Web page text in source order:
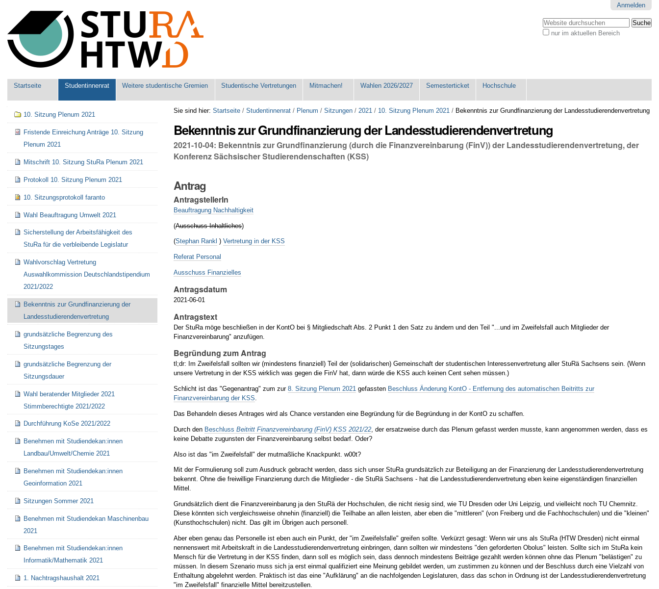
Werkzeuge
Anmelden
Website durchsuchen
nur im aktuellen Bereich
Sektionen
Startseite Studentinnenrat Weitere studentische Gremien Studentische Vertretungen Mitmachen! Wahlen 2026/2027 Semesterticket Hochschule
Sie sind hier: Startseite /Studentinnenrat / Plenum /Sitzungen /2021 / 10. Sitzung Plenum 2021 / Bekenntnis zur Grundfinanzierung der Landesstudierendenvertretung
Bekenntnis zur Grundfinanzierung der Landesstudierendenvertretung
2021-10-04: Bekenntnis zur Grundfinanzierung (durch die Finanzvereinbarung (FinV)) der Landesstudierendenvertretung, der
Konferenz Sächsischer Studierendenschaften (KSS)
Antrag
AntragstellerIn
Beauftragung Nachhaltigkeit
(Ausschuss Inhaltliches)
(Stephan Rankl )Vertretung in der KSS
Referat Personal
Ausschuss Finanzielles
Antragsdatum
2021-06-01
Antragstext
Der StuRa möge beschließen in der KontO bei § Mitgliedschaft Abs. 2 Punkt 1 den Satz zu ändern und den Teil "...und im Zweifelsfall auch Mitglieder der
Finanzvereinbarung" anzufügen.
Begründung zum Antrag
tl;dr: Im Zweifelsfall sollten wir (mindestens finanziell) Teil der (solidarischen) Gemeinschaft der studentischen Interessenvertretung aller StuRä Sachsens sein. (Wenn
unsere Vertretung in der KSS wirklich was gegen die FinV hat, dann würde die KSS auch keinen Cent sehen müssen.)
Schlicht ist das "Gegenantrag" zum zur8. Sitzung Plenum 2021 gefassten Beschluss Änderung KontO - Entfernung des automatischen Beitritts zur
Finanzvereinbarung der KSS.
Das Behandeln dieses Antrages wird als Chance verstanden eine Begründung für die Begründung in der KontO zu schaffen.
Durch den BeschlussBeitritt Finanzvereinbarung (FinV) KSS 2021/22 , der ersatzweise durch das Plenum gefasst werden musste, kann angenommen werden, dass es
keine Debatte zugunsten der Finanzvereinbarung selbst bedarf. Oder?
Also ist das "im Zweifelsfall" der mutmaßliche Knackpunkt. w00t?
Mit der Formulierung soll zum Ausdruck gebracht werden, dass sich unser StuRa grundsätzlich zur Beteiligung an der Finanzierung der Landesstudierendenvertretung
bekennt. Ohne die freiwillige Finanzierung durch die Mitglieder - die StuRä Sachsens - hat die Landesstudierendenvertretung eben keine eigenständigen finanziellen
Mittel.
Grundsätzlich dient die Finanzvereinbarung ja den StuRä der Hochschulen, die nicht riesig sind, wie TU Dresden oder Uni Leipzig, und vielleicht noch TU Chemnitz.
Diese könnten sich vergleichsweise ohnehin (finanziell) die Teilhabe an allen leisten, aber eben die "mittleren" (von Freiberg und die Fachhochschulen) und die "kleinen"
(Kunsthochschulen) nicht. Das gilt im Übrigen auch personell.
Aber eben genau das Personelle ist eben auch ein Punkt, der "im Zweifelsfalle" greifen sollte. Verkürzt gesagt: Wenn wir uns als StuRa (HTW Dresden) nicht einmal
nennenswert mit Arbeitskraft in die Landesstudierendenvertretung einbringen, dann sollten wir mindestens "den geforderten Obolus" leisten. Sollte sich im StuRa kein
Mensch für die Vertretung in der KSS finden, dann soll es möglich sein, dass dennoch mindestens Beiträge gezahlt werden können ohne das Plenum "belästigen" zu
müssen. In diesem Szenario muss sich ja erst einmal qualifiziert eine Meinung gebildet werden, um zustimmen zu können und der Beschluss durch eine Vielzahl von
Enthaltung abgelehnt werden. Praktisch ist das eine "Aufklärung" an die nachfolgenden Legislaturen, dass das schon in Ordnung ist der Landesstudierendenvertretung
"im Zweifelsfall" finanzielle Mittel bereitzustellen.
Navigation
10. Sitzung Plenum 2021
Fristende Einreichung Anträge 10. Sitzung
Plenum 2021
Mitschrift 10. Sitzung StuRa Plenum 2021
Protokoll 10. Sitzung Plenum 2021
10. Sitzungsprotokoll faranto
Wahl Beauftragung Umwelt 2021
Sicherstellung der Arbeitsfähigkeit des
StuRa für die verbleibende Legislatur
Wahlvorschlag Vertretung
Auswahlkommission Deutschlandstipendium
2021/2022
Bekenntnis zur Grundfinanzierung der
Landesstudierendenvertretung
grundsätzliche Begrenzung des
Sitzungstages
grundsätzliche Begrenzung der
Sitzungsdauer
Wahl beratender Mitglieder 2021
Stimmberechtigte 2021/2022
Durchführung KoSe 2021/2022
Benehmen mit Studiendekan:innen
Landbau/Umwelt/Chemie 2021
Benehmen mit Studiendekan:innen
Geoinformation 2021
Sitzungen Sommer 2021
Benehmen mit Studiendekan Maschinenbau
2021
Benehmen mit Studiendekan:innen
Informatik/Mathematik 2021
1. Nachtragshaushalt 2021